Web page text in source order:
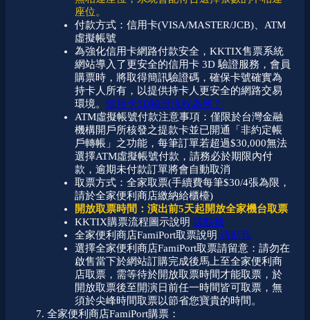
座位。
付款方式：信用卡(VISA/MASTER/JCB)、ATM
虛擬帳號
為強化信用卡網路付款安全，KKTIX售票系統
網站導入了更安全的信用卡 3D 驗證服務，會員
購票時，將取得簡訊驗證碼，確保卡號確實為
持卡人所有，以提供持卡人更安全的網路交易
環境。 信用卡3D驗證流程為何？
ATM虛擬帳號付款注意事項：僅限於台灣金融
機構開戶所核發之提款卡並已開通「非約定帳
戶轉帳」之功能，每筆訂單若超過$30,000無法
選擇ATM虛擬帳號付款，請務必於期限內付
款，逾期未付款訂單將會自動取消
取票方式：全家取票(手續費每筆$30/4張為限，
請於全家便利商店繳納給櫃檯)
開放取票時間：演出前5天起開放全家機台取票
KKTIX購票流程圖示說明 請點我
全家便利商店FamiPort取票說明 請點我
選擇全家便利商店FamiPort取票請留意：請勿在
啟售當下於網站訂購完成後馬上至全家便利商
店取票，需等待於開放取票時間才能取票，於
開放取票後至開演日前任一時間皆可取票，無
須於尖峰時間取票以節省您寶貴的時間。
全家便利商店FamiPort購票：